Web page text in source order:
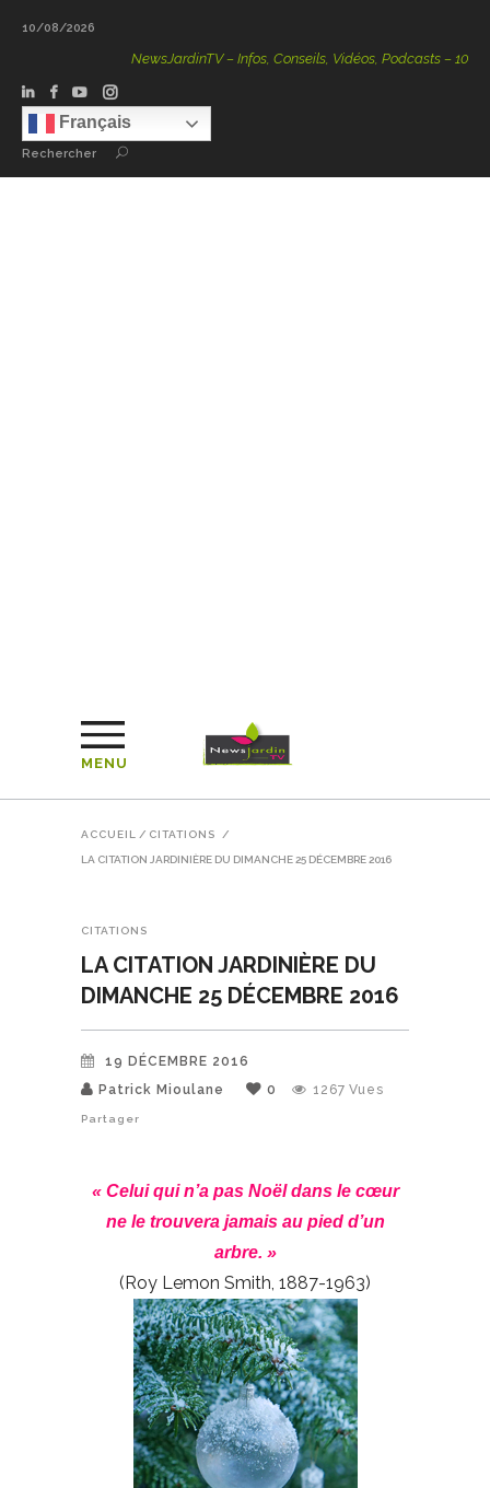
10/08/2026
NewsJardinTV – Infos, Conseils, Vidéos, Podcasts – 100 %
Français
Rechercher
MENU
ACCUEIL / CITATIONS /
LA CITATION JARDINIÈRE DU DIMANCHE 25 DÉCEMBRE 2016
CITATIONS
LA CITATION JARDINIÈRE DU
DIMANCHE 25 DÉCEMBRE 2016
19 DÉCEMBRE 2016
Patrick Mioulane
0 1267 Vues
Partager
« Celui qui n’a pas Noël dans le cœur
ne le trouvera jamais au pied d’un
arbre. »
(Roy Lemon Smith, 1887-1963)